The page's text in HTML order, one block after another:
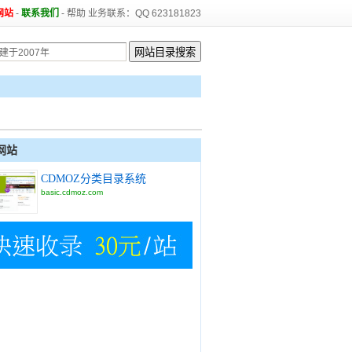
站 - 联系我们 - 帮助 业务联系：QQ 623181823
站
CDMOZ分类目录系统
basic.cdmoz.com